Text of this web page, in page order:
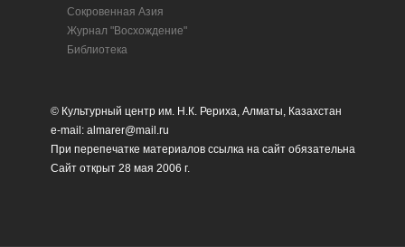
Сокровенная Азия
Журнал "Восхождение"
Библиотека
© Культурный центр им. Н.К. Рериха, Алматы, Казахстан
e-mail: almarer@mail.ru
При перепечатке материалов ссылка на сайт обязательна
Сайт открыт 28 мая 2006 г.